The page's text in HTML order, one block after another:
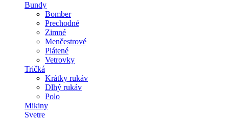
Bundy
Bomber
Prechodné
Zimné
Menčestrové
Plátené
Vetrovky
Tričká
Krátky rukáv
Dlhý rukáv
Polo
Mikiny
Svetre